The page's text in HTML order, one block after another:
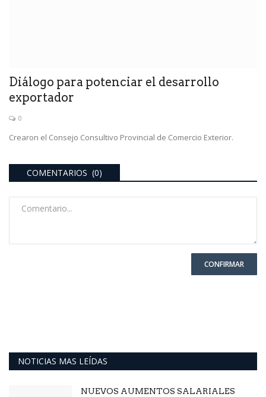
Diálogo para potenciar el desarrollo
exportador
0
Crearon el Consejo Consultivo Provincial de Comercio Exterior.
COMENTARIOS (0)
CONFIRMAR
NOTICIAS MAS LEÍDAS
NUEVOS AUMENTOS SALARIALES